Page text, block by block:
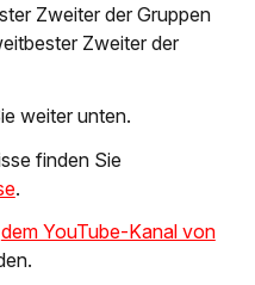
Zweiter der Gruppen
Zweiter der
weiter unten.
finden Sie
.
dem YouTube-Kanal von